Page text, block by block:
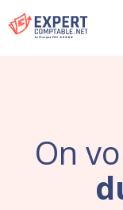
On